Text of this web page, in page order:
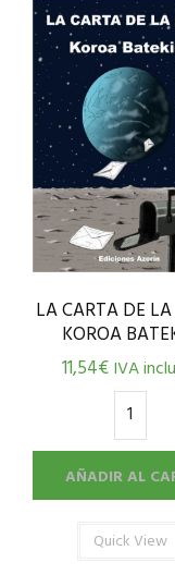
LA CARTA DE
KOROA
11,54€ IVA
AÑADIR AL
Quick View